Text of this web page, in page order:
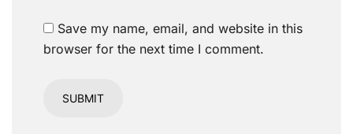
Save my name, email, and website in this
browser for the next time I comment.